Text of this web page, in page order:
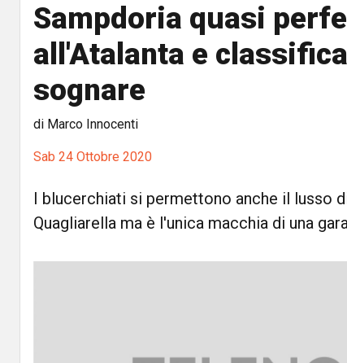
Sampdoria quasi
all'Atalanta e
sognare
di Marco Innocenti
Sab 24 Ottobre 2020
I blucerchiati si permettono anche il lusso
Quagliarella ma è l'unica macchia di una